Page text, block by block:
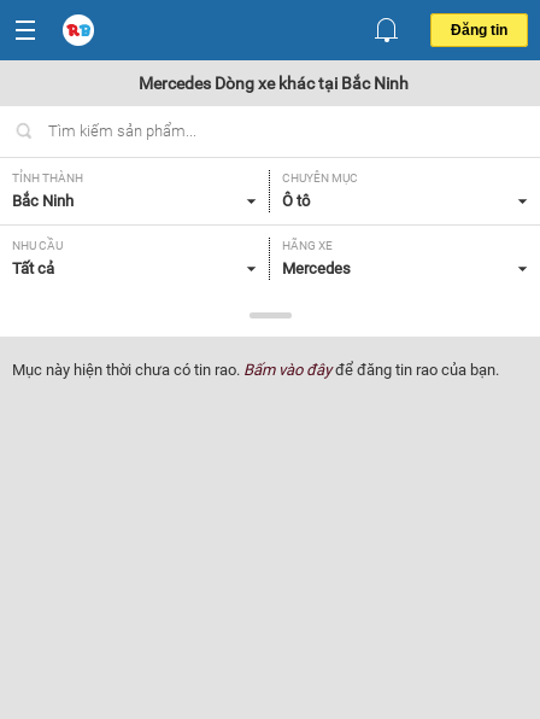
Đăng tin
Mercedes Dòng xe khác tại Bắc Ninh
TỈNH THÀNH
Bắc Ninh
CHUYÊN MỤC
Ô tô
NHU CẦU
Tất cả
HÃNG XE
Mercedes
Dòng xe khác
NĂM SẢN XUẤT
Tất cả
GIÁ XE XUẤT XỨ
Mục này hiện thời chưa có tin rao. Bấm vào đâyđể đăng tin rao của bạn.